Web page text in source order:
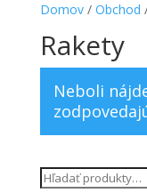
Domov/ Obchod
Rakety
Neboli
Hľadať: